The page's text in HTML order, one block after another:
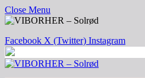
Close Menu
Facebook X (Twitter) Instagram